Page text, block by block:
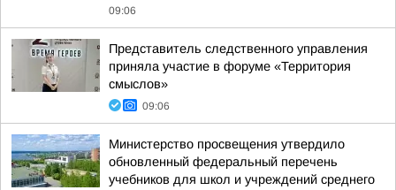
09:06
Представитель следственного управления
приняла участие в форуме «Территория
смыслов»
09:06
Министерство просвещения утвердило
обновленный федеральный перечень
учебников для школ и учреждений среднего